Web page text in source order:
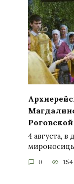
Роговской
4 августа,
0 154